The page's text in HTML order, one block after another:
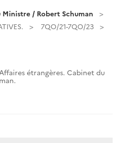
/ Robert Schuman
7QO/21-7QO/23
étrangères. Cabinet du